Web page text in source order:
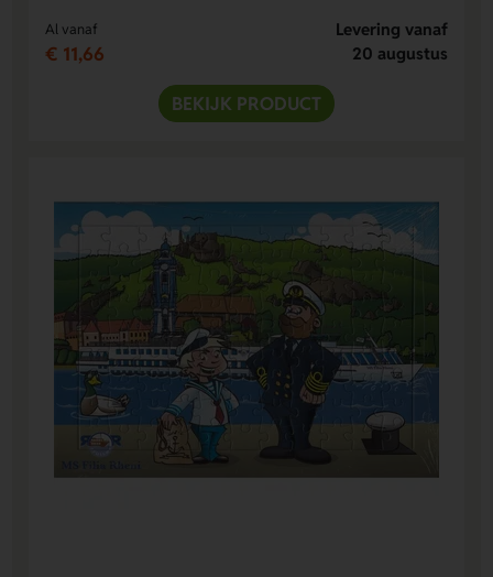
Al vanaf
€ 11,66
Levering vanaf
20 augustus
BEKIJK PRODUCT